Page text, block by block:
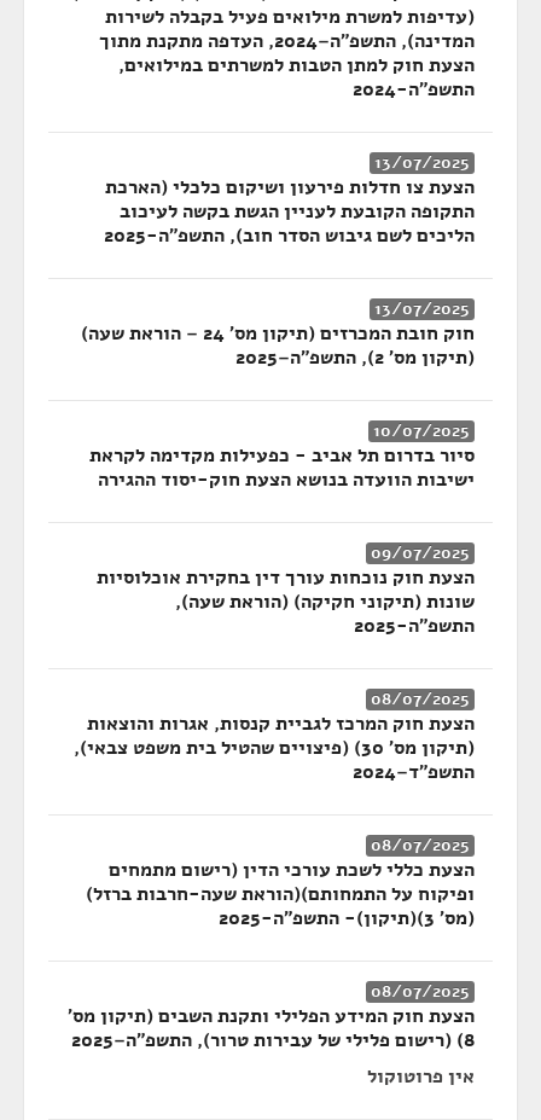
(עדיפות למשרת מילואים פעיל בקבלה לשירות
המדינה), התשפ"ה–2024, העדפה מתקנת מתוך
הצעת חוק למתן הטבות למשרתים במילואים,
התשפ"ה-2024
13/07/2025
הצעת צו חדלות פירעון ושיקום כלכלי (הארכת
התקופה הקובעת לעניין הגשת בקשה לעיכוב
הליכים לשם גיבוש הסדר חוב), התשפ"ה-2025
13/07/2025
חוק חובת המכרזים (תיקון מס' 24 – הוראת שעה)
(תיקון מס' 2), התשפ"ה–2025
10/07/2025
סיור בדרום תל אביב - כפעילות מקדימה לקראת
ישיבות הוועדה בנושא הצעת חוק-יסוד ההגירה
09/07/2025
הצעת חוק נוכחות עורך דין בחקירת אוכלוסיות
שונות (תיקוני חקיקה) (הוראת שעה),
התשפ"ה-2025
08/07/2025
הצעת חוק המרכז לגביית קנסות, אגרות והוצאות
(תיקון מס' 30) (פיצויים שהטיל בית משפט צבאי),
התשפ"ד–2024
08/07/2025
הצעת כללי לשכת עורכי הדין (רישום מתמחים
ופיקוח על התמחותם)(הוראת שעה-חרבות ברזל)
(מס' 3)(תיקון)- התשפ"ה-2025
08/07/2025
הצעת חוק המידע הפלילי ותקנת השבים (תיקון מס'
8) (רישום פלילי של עבירות טרור), התשפ"ה–2025
אין פרוטוקול